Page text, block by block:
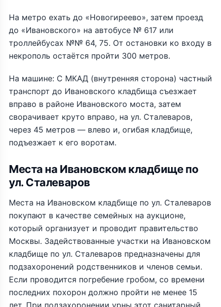
На метро ехать до «Новогиреево», затем проезд
до «Ивановского» на автобусе № 617 или
троллейбусах №№ 64, 75. От остановки ко входу в
некрополь остаётся пройти 300 метров.
На машине: С МКАД (внутренняя сторона) частный
транспорт до Ивановского кладбища съезжает
вправо в районе Ивановского моста, затем
сворачивает круто вправо, на ул. Сталеваров,
через 45 метров — влево и, огибая кладбище,
подъезжает к его воротам.
Места на Ивановском кладбище по
ул. Сталеваров
Места на Ивановском кладбище по ул. Сталеваров
покупают в качестве семейных на аукционе,
который организует и проводит правительство
Москвы. Задействованные участки на Ивановском
кладбище по ул. Сталеваров предназначены для
подзахоронений родственников и членов семьи.
Если проводится погребение гробом, со времени
последних похорон должно пройти не менее 15
лет. При подзахоронении урны этот санитарный